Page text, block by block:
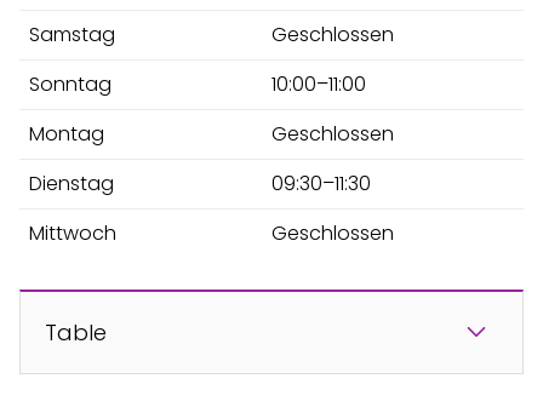
Samstag
Geschlossen
Sonntag
10:00–11:00
Montag
Geschlossen
Dienstag
09:30–11:30
Mittwoch
Geschlossen
Table